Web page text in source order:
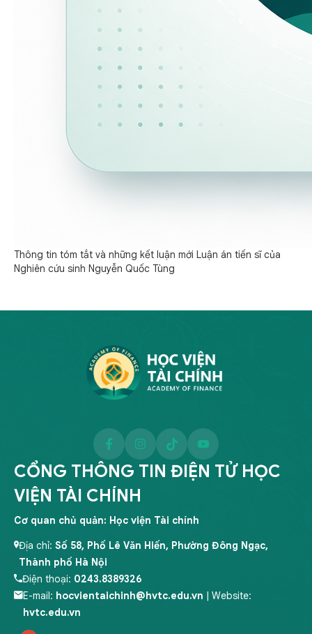
Thông tin tóm tắt và những kết luận mới Luận án tiến sĩ của
Nghiên cứu sinh Nguyễn Quốc Tùng
CỔNG THÔNG TIN ĐIỆN TỬ HỌC
VIỆN TÀI CHÍNH
Cơ quan chủ quản: Học viện Tài chính
Địa chỉ: Số 58, Phố Lê Văn Hiến, Phường Đông Ngạc,
Thành phố Hà Nội
Điện thoại: 0243.8389326
E-mail: hocvientaichinh@hvtc.edu.vn
| Website:
hvtc.edu.vn